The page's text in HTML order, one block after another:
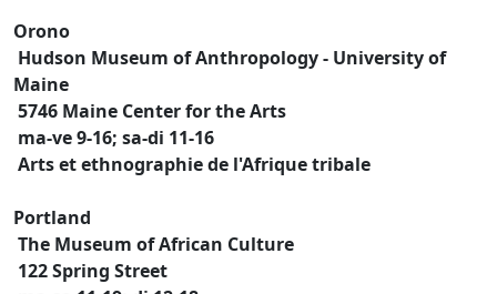
Orono
Hudson Museum of Anthropology - University of
Maine
5746 Maine Center for the Arts
ma-ve 9-16; sa-di 11-16
Arts et ethnographie de l'Afrique tribale
Portland
The Museum of African Culture
122 Spring Street